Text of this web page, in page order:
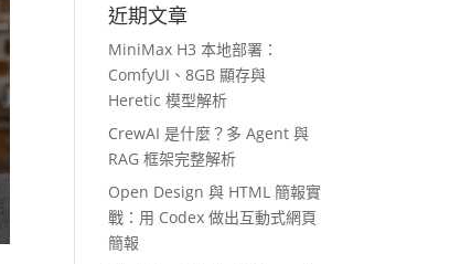
近期文章
MiniMax H3 本地部署：
ComfyUI、8GB 顯存與
Heretic 模型解析
CrewAI 是什麼？多 Agent 與
RAG 框架完整解析
Open Design 與 HTML 簡報實
戰：用 Codex 做出互動式網頁
簡報